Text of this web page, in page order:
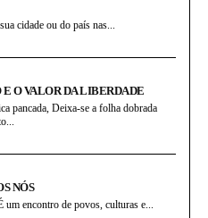
cidade ou do país nas...
O VALOR DA LIBERDADE
pancada, Deixa-se a folha dobrada
NÓS
encontro de povos, culturas e...